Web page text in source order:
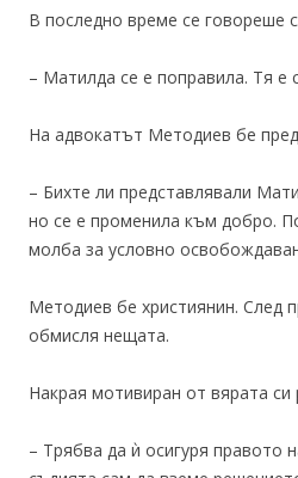
В последно време се говореше
– Матилда се е поправила. Тя е
На адвокатът Методиев бе
– Бихте ли представлявали
но се е променила към добро.
молба за условно
Методиев бе християнин. След
обмисля нещата.
Накрая мотивиран от вярата си
– Трябва да ѝ осигуря правото